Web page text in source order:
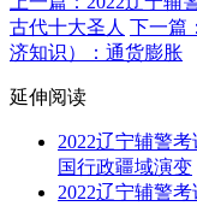
古代十大圣人 下一篇
济知识）：通货膨胀
延伸阅读
2022辽宁辅警
国行政疆域演变
2022辽宁辅警